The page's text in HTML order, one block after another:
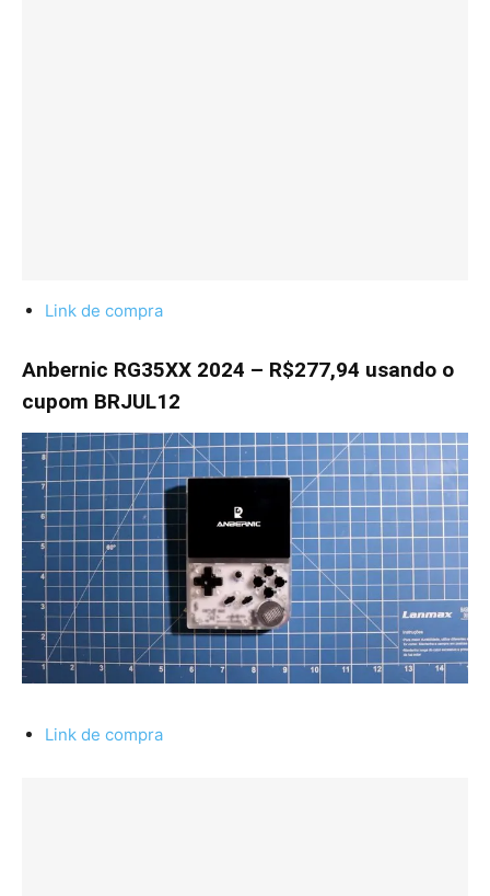
Link de compra
Anbernic RG35XX 2024 – R$277,94 usando o
cupom BRJUL12
Link de compra